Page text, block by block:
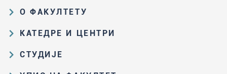
О ФАКУЛТЕТУ
Образовна и научна делатност
структура
КАТЕДРЕ И ЦЕНТРИ
Катедра за аналитичку хемију
СТУДИЈЕ
Пут студирања на ХФ